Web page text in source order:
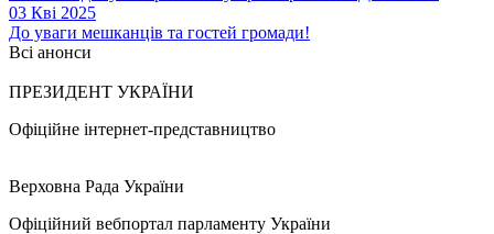
03 Кві 2025
До уваги мешканців та гостей громади!
Всі анонси
ПРЕЗИДЕНТ УКРАЇНИ
Офіційне інтернет-представництво
Верховна Рада України
Офіційний вебпортал парламенту України